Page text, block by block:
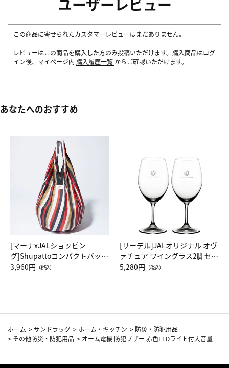
この商品に寄せられたカスタマーレビューはまだありません。
レビューはこの商品を購入した方のみ投稿いただけます。購入商品はログ
イン後、マイページ内 購入履歴一覧 からご確認いただけます。
あなたへのおすすめ
[マーナxJALショッピン
グ]Shupattoコンパクトバッグ
Drop JAL客室乗務員（LC）ス
3,960円 （税込）
[リーデル]JALオリジナル オヴ
ァチュア ワイングラス2脚セッ
ト（レッドワイン）
5,280円 （税込）
ホーム >サンドラッグ > ホーム・キッチン > 防災・防犯用品
> その他防災・防犯用品 > オーム電機 防犯ブザー 赤色LEDライト付大音量